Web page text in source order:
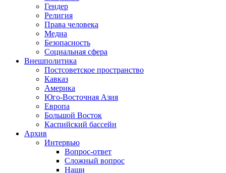
Гендер
Религия
Права человека
Медиа
Безопасность
Социальная сфера
Внешполитика
Постсоветское пространство
Кавказ
Америка
Юго-Восточная Азия
Европа
Большой Восток
Каспийский бассейн
Архив
Интервью
Вопрос-ответ
Сложный вопрос
Наши